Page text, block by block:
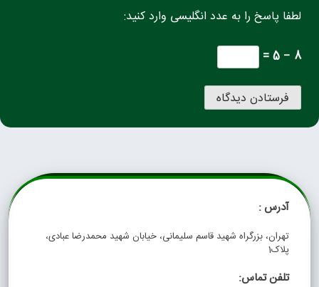
لطفا پاسخ را به عدد انگلیسی وارد کنید:
8 − 5 =
آدرس :
تهران، بزرگراه شهید قاسم سلیمانی، خیابان شهید محمدرضا عبادی،
پلاک1
تلفن تماس: